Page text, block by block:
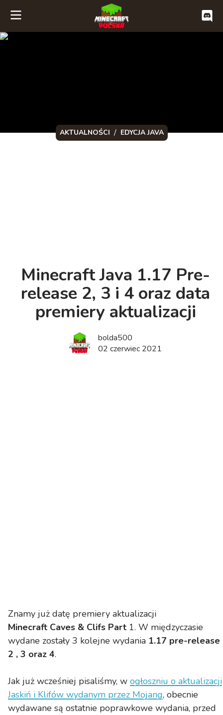
AKTUALNOŚCI / EDYCJA JAVA
Minecraft Java 1.17 Pre-
release 2, 3 i 4 oraz data
premiery aktualizacji
bolda500
02 czerwiec 2021
Znamy już datę premiery aktualizacji
Minecraft Caves & Clifs Part 1. W międzyczasie
wydane zostały 3 kolejne wydania 1.17 pre-release
2 , 3 oraz 4.
Jak już wcześniej pisaliśmy, w ogłoszniu o aktualizacji
Jaskiń i Klifów wydanym przez Mojang, obecnie
wydawane są ostatnie poprawkowe wydania, przed